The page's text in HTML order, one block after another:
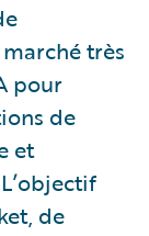
très
pour
de
et
de